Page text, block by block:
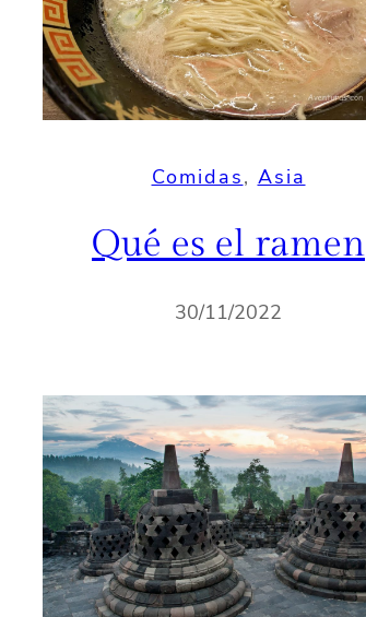
Comidas, Asia
Qué es el ramen
30/11/2022